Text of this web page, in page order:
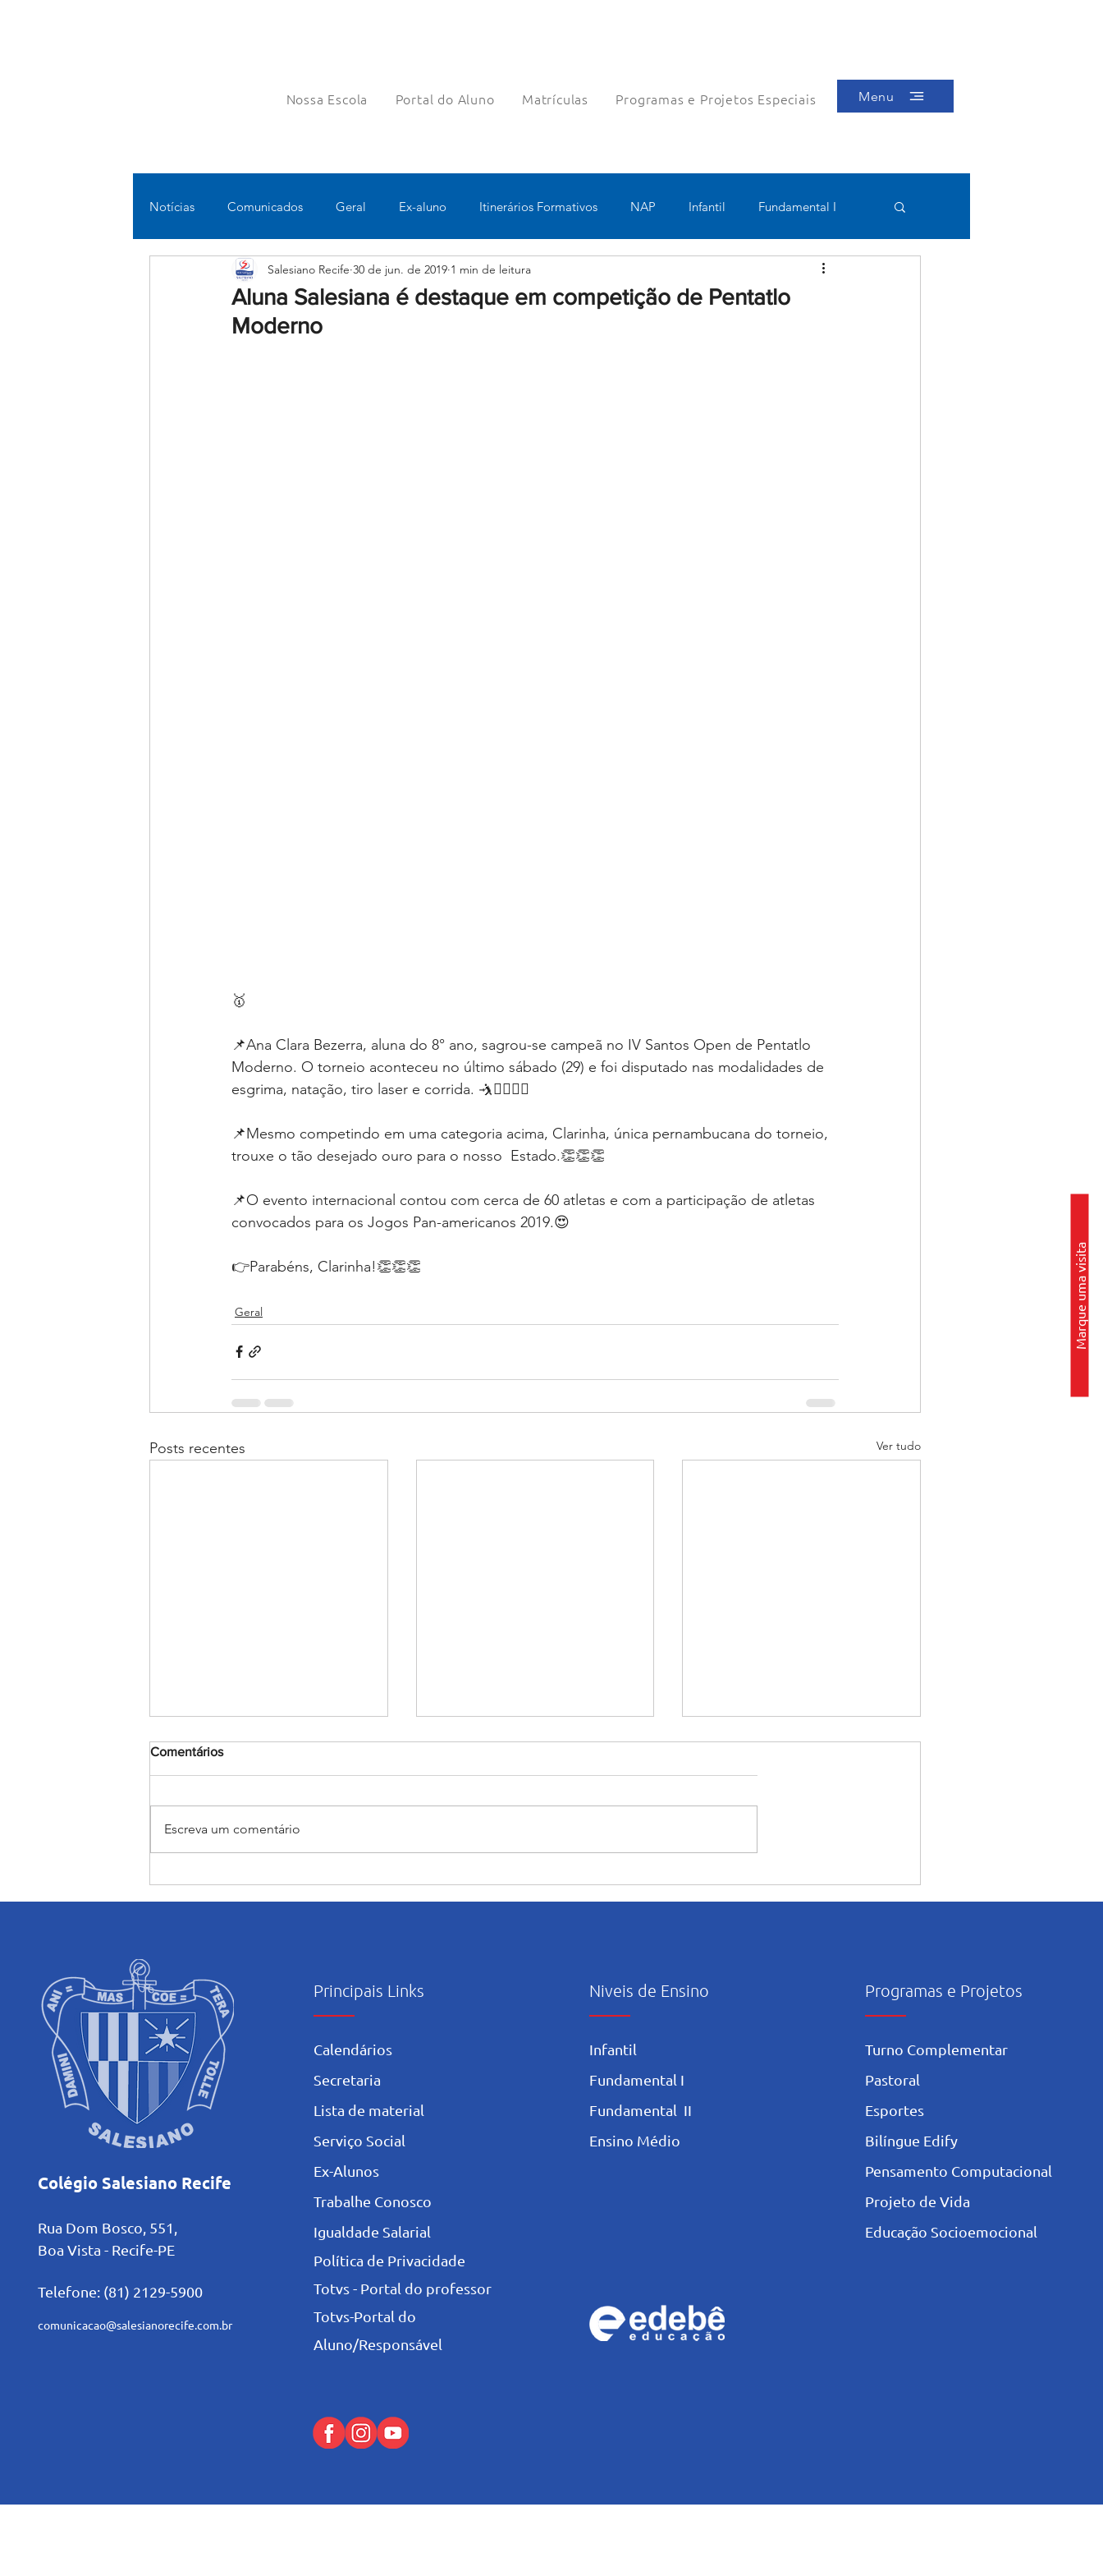
Nossa Escola Portal do Aluno Matrículas Programas e Projetos Especiais Menu
Marque uma visita
Notícias Comunicados Geral Ex-aluno Itinerários Formativos NAP Infantil Fundamental I
Fundamental II Ensino Médio Pastoral Esportes
Educomunicação Bilíngue
Aluna Salesiana é destaque em competição de Pentatlo
Moderno
Salesiano Recife 30 de jun. de 2019 1 min de leitura
🥇
📌Ana Clara Bezerra, aluna do 8° ano, sagrou-se campeã no IV Santos Open de Pentatlo
Moderno. O torneio aconteceu no último sábado (29) e foi disputado nas modalidades de
esgrima, natação, tiro laser e corrida. 🤺🏊‍♀️🏃‍♀️
📌Mesmo competindo em uma categoria acima, Clarinha, única pernambucana do torneio,
trouxe o tão desejado ouro para o nosso  Estado.👏👏👏
📌O evento internacional contou com cerca de 60 atletas e com a participação de atletas
convocados para os Jogos Pan-americanos 2019.😍
👉Parabéns, Clarinha!👏👏👏
Geral
Posts recentes Ver tudo
Comentários
Escreva um comentário
Colégio Salesiano Recife
Rua Dom Bosco, 551,
Boa Vista - Recife-PE
Telefone: (81) 2129-5900
comunicacao@salesianorecife.com.br
Principais Links
Calendários
Secretaria
L ista de material
Serviço Social
Ex-Alunos
Trabalhe Conosco
Igualdade Salarial
Política de Privacidade
Totvs - Portal do professor
Totvs-Portal do
Aluno/Responsável
Niveis de Ensino
Infantil
Fundamental I
Fundamental II
Ensino Médio
Programas e Projetos
Turno Complementar
Pastoral
Esportes
Bilíngue Edify
Pensamento Computacional
Projeto de Vida
Educação Socioemocional